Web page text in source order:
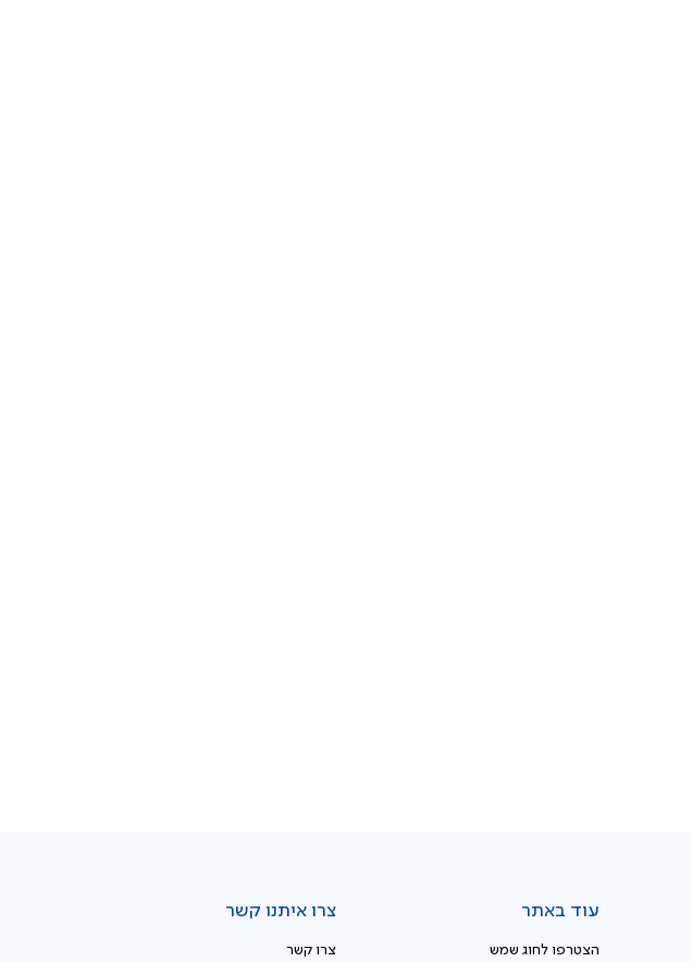
עוד באתר
הצטרפו לחוג שמש
צרו איתנו קשר
צרו קשר